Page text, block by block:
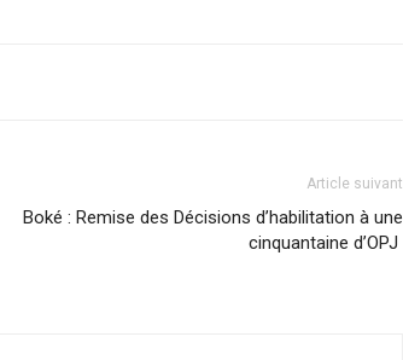
Article suivant
Boké : Remise des Décisions d’habilitation à une
cinquantaine d’OPJ